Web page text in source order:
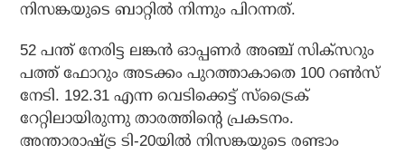
നിസങ്കയുടെ ബാറ്റില്‍ നിന്നും പിറന്നത്.
52 പന്ത് നേരിട്ട ലങ്കന്‍ ഓപ്പണര്‍ അഞ്ച് സിക്‌സറും
പത്ത് ഫോറും അടക്കം പുറത്താകാതെ 100 റണ്‍സ്
നേടി. 192.31 എന്ന വെടിക്കെട്ട് സ്‌ട്രൈക്
റേറ്റിലായിരുന്നു താരത്തിന്റെ പ്രകടനം.
അന്താരാഷ്ട്ര ടി-20യില്‍ നിസങ്കയുടെ രണ്ടാം